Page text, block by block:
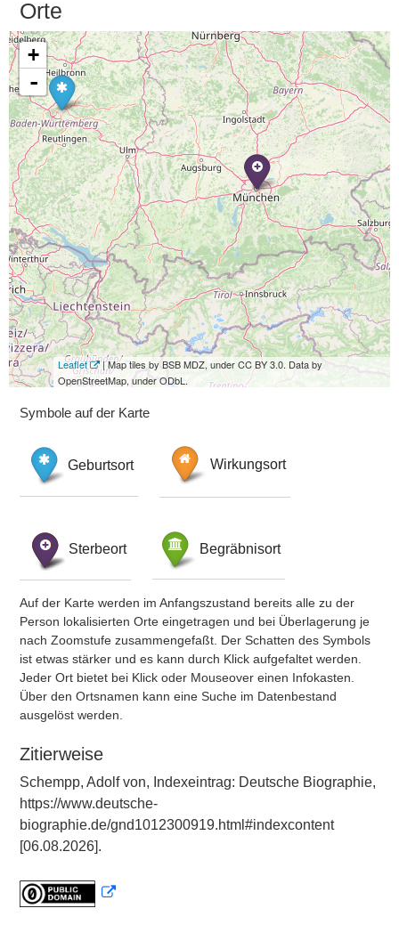
Orte
+
-
Leaflet
| Map tiles by BSB MDZ, under CC BY 3.0. Data by
OpenStreetMap, under ODbL.
Symbole auf der Karte
Geburtsort Wirkungsort
Sterbeort Begräbnisort
Auf der Karte werden im Anfangszustand bereits alle zu der
Person lokalisierten Orte eingetragen und bei Überlagerung je
nach Zoomstufe zusammengefaßt. Der Schatten des Symbols
ist etwas stärker und es kann durch Klick aufgefaltet werden.
Jeder Ort bietet bei Klick oder Mouseover einen Infokasten.
Über den Ortsnamen kann eine Suche im Datenbestand
ausgelöst werden.
Zitierweise
Schempp, Adolf von, Indexeintrag: Deutsche Biographie,
https://www.deutsche-
biographie.de/gnd1012300919.html#indexcontent
[06.08.2026].